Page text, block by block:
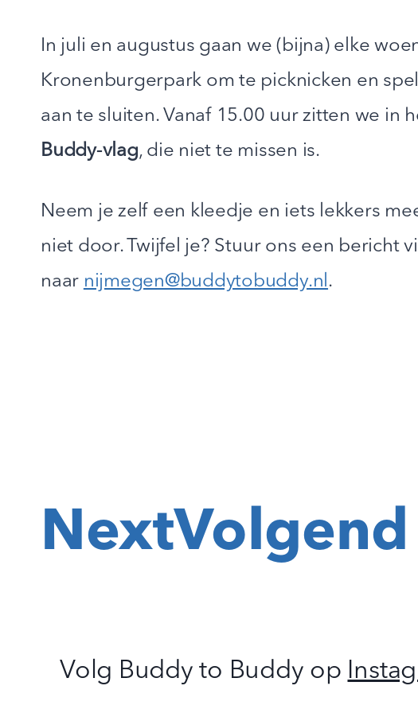
In juli en augustus gaan we (bijna) elke
Kronenburgerpark om te picknicken en
aan te sluiten. Vanaf 15.00 uur zitten we in
Buddy‑vlag, die niet te missen is.
Neem je zelf een kleedje en iets lekkers
niet door. Twijfel je? Stuur ons een bericht
naar nijmegen@buddytobuddy.nl .
Next
Volg Buddy to Buddy op